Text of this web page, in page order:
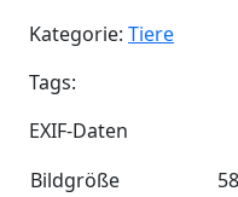
Kategorie: Tiere
Tags:
EXIF-Daten
Bildgröße